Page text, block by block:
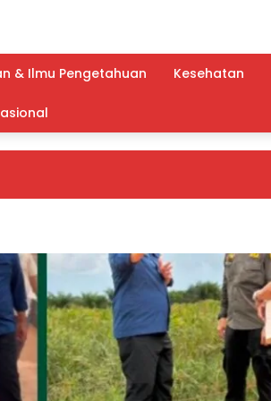
& Ilmu Pengetahuan Kesehatan